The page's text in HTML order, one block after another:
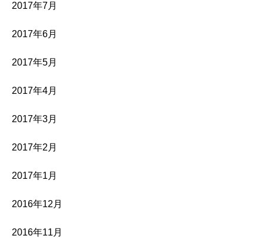
2017年7月
2017年6月
2017年5月
2017年4月
2017年3月
2017年2月
2017年1月
2016年12月
2016年11月